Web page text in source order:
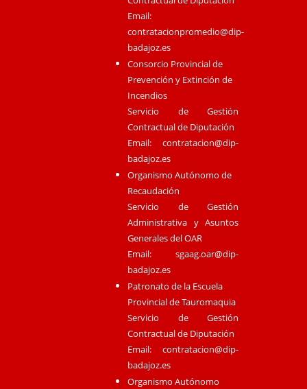
Email:
contratacionpromedio@dip-
badajoz.es
Consorcio Provincial de
Prevención y Extinción de
Incendios
Servicio de Gestión
Contractual de Diputación
Email:contratacion@dip-
badajoz.es
Organismo Autónomo de
Recaudación
Servicio de Gestión
Administrativa y Asuntos
Generales del OAR
Email:sgaag.oar@dip-
badajoz.es
Patronato de la Escuela
Provincial de Tauromaquia
Servicio de Gestión
Contractual de Diputación
Email:contratacion@dip-
badajoz.es
Organismo Autónomo